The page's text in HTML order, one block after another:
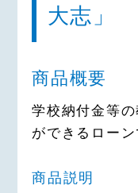
たします。
情報を提供
3.申込人は
当金庫から
ら債権を譲
務､融資業
務、金融商
社債業務
営むこと
できる業務
大志」
商品概要
学校納付金等
ができるローン
商品説明